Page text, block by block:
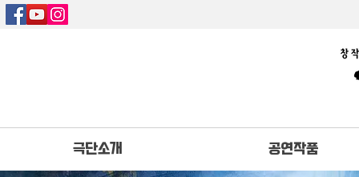
극단소개 공연작품